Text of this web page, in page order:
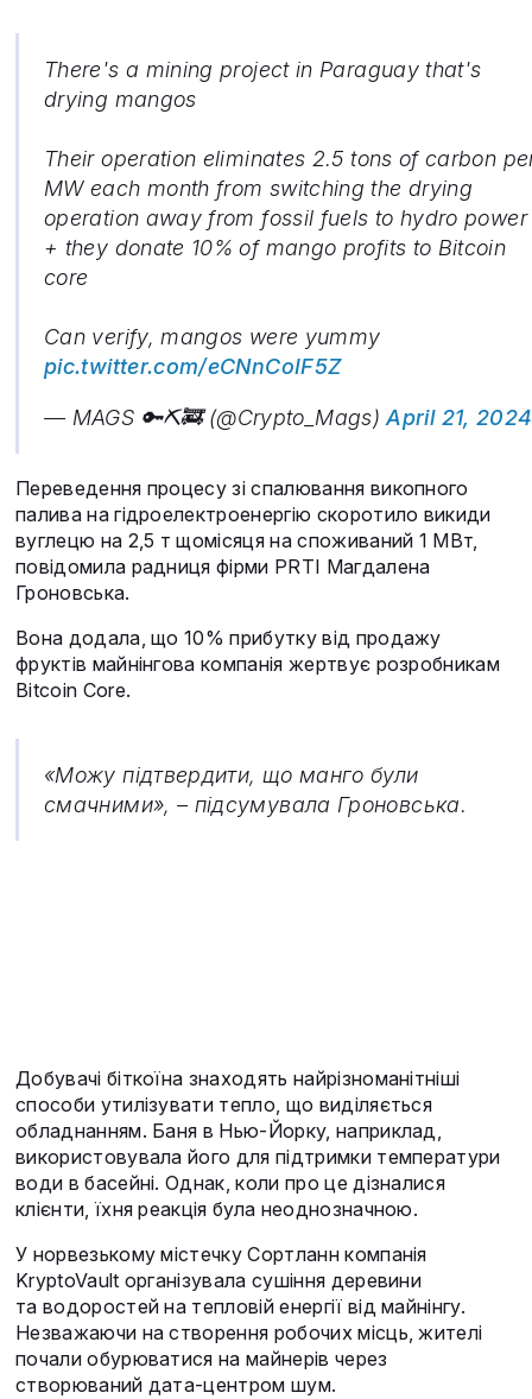
There's a mining project in Paraguay that's
drying mangos
Their operation eliminates 2.5 tons of carbon
MW each month from switching the drying
operation away from fossil fuels to hydro power
+ they donate 10% of mango profits to Bitcoin
core
Can verify, mangos were yummy
pic.twitter.com/eCNnCoIF5Z
— MAGS 🔑⛏️🚒 (@Crypto_Mags)April 21, 2024
Переведення процесу зі спалювання викопного
палива на гідроелектроенергію скоротило викиди
вуглецю на 2,5 т щомісяця на споживаний 1 МВт,
повідомила радниця фірми PRTI Магдалена
Гроновська.
Вона додала, що 10% прибутку від продажу
фруктів майнінгова компанія жертвує розробникам
Bitcoin Core.
«Можу підтвердити, що манго були
смачними», – підсумувала Гроновська.
Добувачі біткоїна знаходять найрізноманітніші
способи утилізувати тепло, що виділяється
обладнанням. Баня в Нью-Йорку, наприклад,
використовувала його для підтримки температури
води в басейні. Однак, коли про це дізналися
клієнти, їхня реакція була неоднозначною.
У норвезькому містечку Сортланн компанія
KryptoVault організувала сушіння деревини
та водоростей на тепловій енергії від майнінгу.
Незважаючи на створення робочих місць, жителі
почали обурюватися на майнерів через
створюваний дата-центром шум.